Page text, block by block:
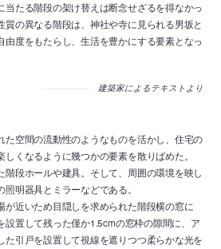
当たる階段の架け替えは断念せざるを得なかっ
質の異なる階段は、神社や寺に見られる男坂と
由度をもたらし、生活を豊かにする要素となっ
建築家によるテキストより
た空間の流動性のようなものを活かし、住宅の
くなるように幾つかの要素を散りばめた。
階段ホールや建具。そして、周囲の環境を映し
明器具とミラーなどである。
が近いため目隠しを求められた階段横の窓に
設置して残った僅か1.5cmの窓枠の隙間に、ア
た引戸を設置して視線を遮りつつ柔らかな光を